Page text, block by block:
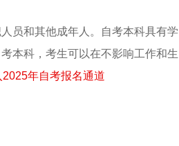
员和其他成年人。自考本科具有学
本科，考生可以在不影响工作和生
年自考报名通道